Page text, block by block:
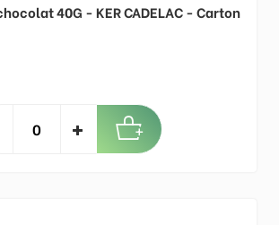
40G - KER CADELAC - Carton